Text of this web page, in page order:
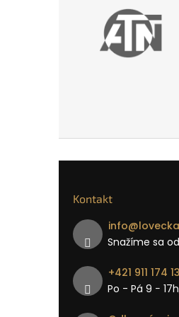
Kontakt
info@
Snažíme sa
+421 911 174
Po - Pá 9 −